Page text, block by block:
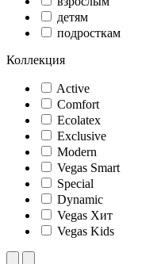
детям
подросткам
Коллекция
Active
Comfort
Ecolatex
Exclusive
Modern
Vegas Smart
Special
Dynamic
Vegas Хит
Vegas Kids